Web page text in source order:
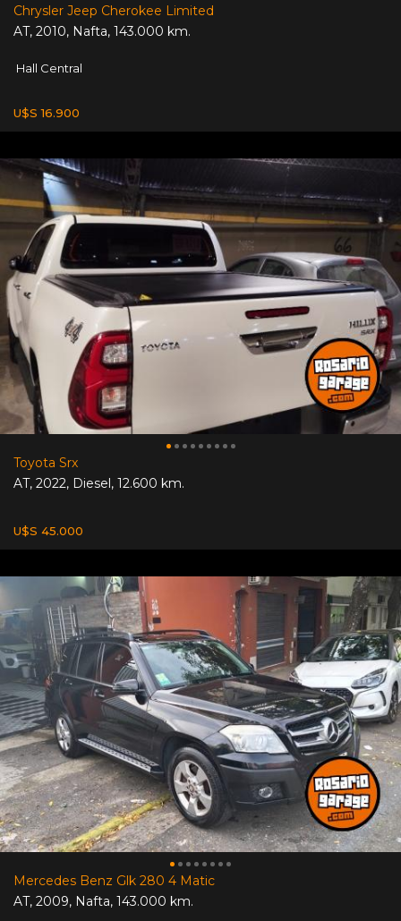
Chrysler Jeep Cherokee Limited
AT, 2010, Nafta, 143.000 km.
Hall Central
U$S 16.900
Toyota Srx
AT, 2022, Diesel, 12.600 km.
U$S 45.000
Mercedes Benz Glk 280 4 Matic
AT, 2009, Nafta, 143.000 km.